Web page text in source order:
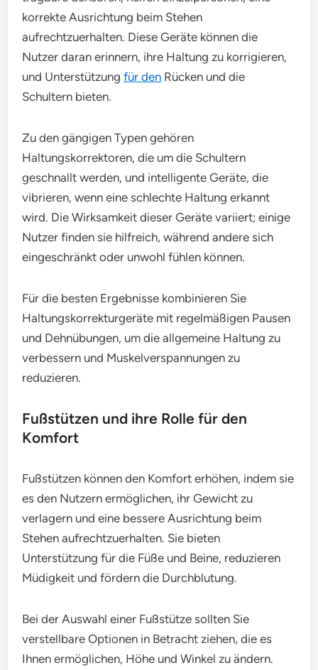
korrekte Ausrichtung beim Stehen
aufrechtzuerhalten. Diese Geräte können die
Nutzer daran erinnern, ihre Haltung zu korrigieren,
und Unterstützungfür den Rücken und die
Schultern bieten.
Zu den gängigen Typen gehören
Haltungskorrektoren, die um die Schultern
geschnallt werden, und intelligente Geräte, die
vibrieren, wenn eine schlechte Haltung erkannt
wird. Die Wirksamkeit dieser Geräte variiert; einige
Nutzer finden sie hilfreich, während andere sich
eingeschränkt oder unwohl fühlen können.
Für die besten Ergebnisse kombinieren Sie
Haltungskorrekturgeräte mit regelmäßigen Pausen
und Dehnübungen, um die allgemeine Haltung zu
verbessern und Muskelverspannungen zu
reduzieren.
Fußstützen und ihre Rolle für den
Komfort
Fußstützen können den Komfort erhöhen, indem sie
es den Nutzern ermöglichen, ihr Gewicht zu
verlagern und eine bessere Ausrichtung beim
Stehen aufrechtzuerhalten. Sie bieten
Unterstützung für die Füße und Beine, reduzieren
Müdigkeit und fördern die Durchblutung.
Bei der Auswahl einer Fußstütze sollten Sie
verstellbare Optionen in Betracht ziehen, die es
Ihnen ermöglichen, Höhe und Winkel zu ändern.